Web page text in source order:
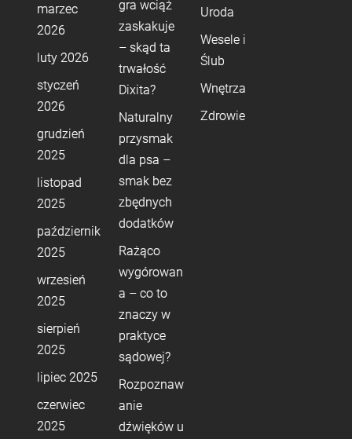
marzec
2026
luty 2026
styczeń
2026
grudzień
2025
listopad
2025
październik
2025
wrzesień
2025
sierpień
2025
lipiec 2025
czerwiec
2025
gra wciąż
zaskakuje
– skąd ta
trwałość
Dixita?
Naturalny
przysmak
dla psa –
smak bez
zbędnych
dodatków
Rażąco
wygórowan
a – co to
znaczy w
praktyce
sądowej?
Rozpoznaw
anie
dźwięków u
Uroda
Wesele i
Ślub
Wnętrza
Zdrowie